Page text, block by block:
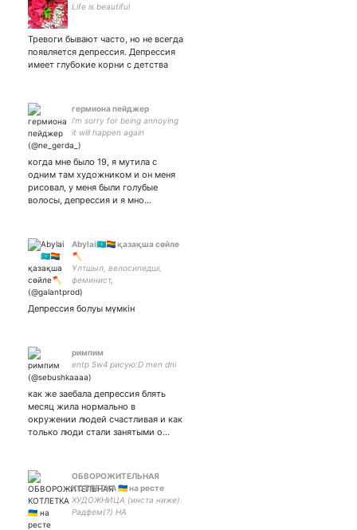
Life is beautiful
Тревоги бывают часто, но не всегда
появляется депрессия. Депрессия
имеет глубокие корни с детства
гермиона пейджер
i’m sorry for being annoying
it will happen again
когда мне было 19, я мутила с
одним там художником и он меня
рисовал, у меня были голубые
волосы, депрессия и я мно…
Abylai🇰🇿🏳️‍🌈 қазақша сөйле
🪓
Ұлтшыл, велосипедші,
феминист,
отарсыздандыру,
молекулярлы генетика мен
биомедицина маманы,
Депрессия болуы мүмкін
римпим
entp 5w4 рисую:D men dni
как же заебала депрессия блять
месяц жила нормально в
окружении людей счастливая и как
только люди стали занятыми о…
ОБВОРОЖИТЕЛЬНАЯ
КОТЛЕТКА 🇺🇦 на ресте
ХУДОЖНИЦА (инста ниже).
Радфем(?) НА